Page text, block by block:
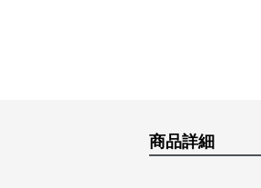
商品詳細